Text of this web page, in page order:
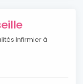
Infirmier à